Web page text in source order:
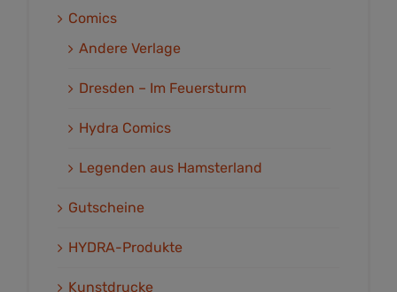
Comics
Andere Verlage
Dresden – Im Feuersturm
Hydra Comics
Legenden aus Hamsterland
Gutscheine
HYDRA-Produkte
Kunstdrucke